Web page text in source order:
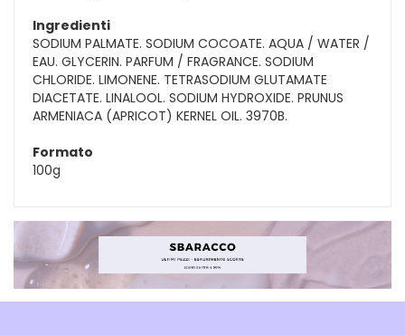
Ingredienti
SODIUM PALMATE. SODIUM COCOATE. AQUA / WATER /
EAU. GLYCERIN. PARFUM / FRAGRANCE. SODIUM
CHLORIDE. LIMONENE. TETRASODIUM GLUTAMATE
DIACETATE. LINALOOL. SODIUM HYDROXIDE. PRUNUS
ARMENIACA (APRICOT) KERNEL OIL. 3970B.
Formato
100g